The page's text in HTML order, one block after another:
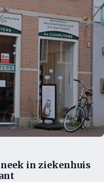
in ziekenhuis